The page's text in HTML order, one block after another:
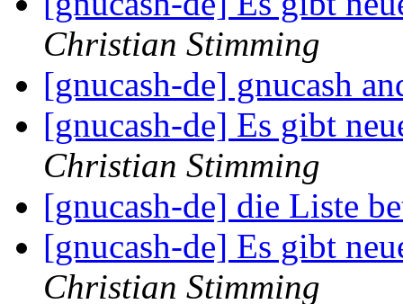
Christian Stimming
[gnucash-de] gnucash
[gnucash-de] Es gibt
Christian Stimming
[gnucash-de] die Liste
[gnucash-de] Es gibt
Christian Stimming